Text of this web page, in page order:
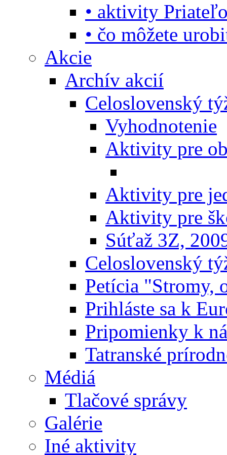
• aktivity
• čo môžete
Akcie
Archív akcií
Celoslovenský
Vyhodnotenie
Aktivity pre
Aktivity pre
Aktivity pre
Súťaž 3Z,
Celoslovenský
Petícia "Stromy,
Prihláste sa k
Pripomienky k
Tatranské
Médiá
Tlačové správy
Galérie
Iné aktivity